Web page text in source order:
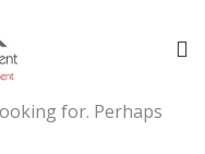
for. Perhaps